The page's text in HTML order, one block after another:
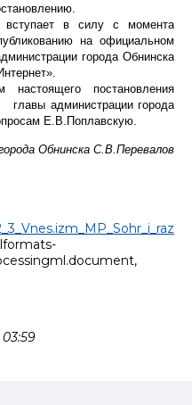
вступает в силу с момента
на официальном
города Обнинска
настоящего постановления
администрации города
Е.В.Поплавскую.
Обнинска С.В.Перевалов